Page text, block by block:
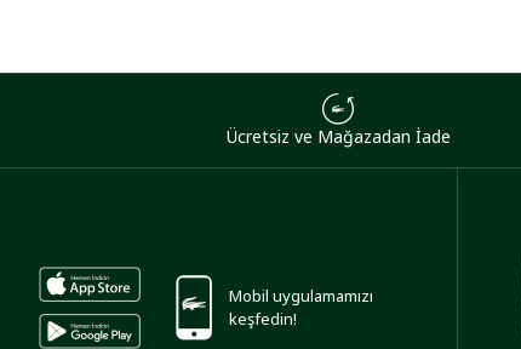
Ücretsiz ve Mağazadan İade
Mobil uygulamamızı
keşfedin!